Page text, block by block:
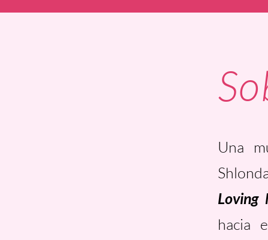
Una
Loving
hacia